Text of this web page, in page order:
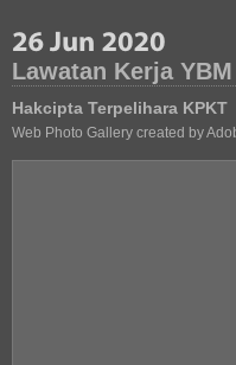
Lawatan Kerja
Hakcipta Terpelihara KPKT
Web Photo Gallery created by